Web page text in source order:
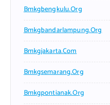
Bmkgbengkulu.org
Bmkgbandarlampung.org
Bmkgjakarta.com
Bmkgsemarang.org
Bmkgpontianak.org